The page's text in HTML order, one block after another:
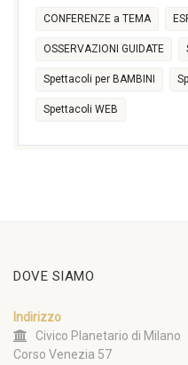
CONFERENZE a TEMA
OSSERVAZIONI GUIDATE
Spettacoli per BAMBINI
Spettacoli WEB
DOVE SIAMO
Indirizzo
Civico Planetario di Milano
Corso Venezia 57